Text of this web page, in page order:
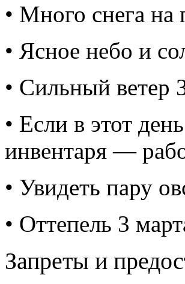
• Много снега
• Ясное небо и
• Сильный ветер
• Если в этот
инвентаря —
• Увидеть пару
• Оттепель 3
Запреты и